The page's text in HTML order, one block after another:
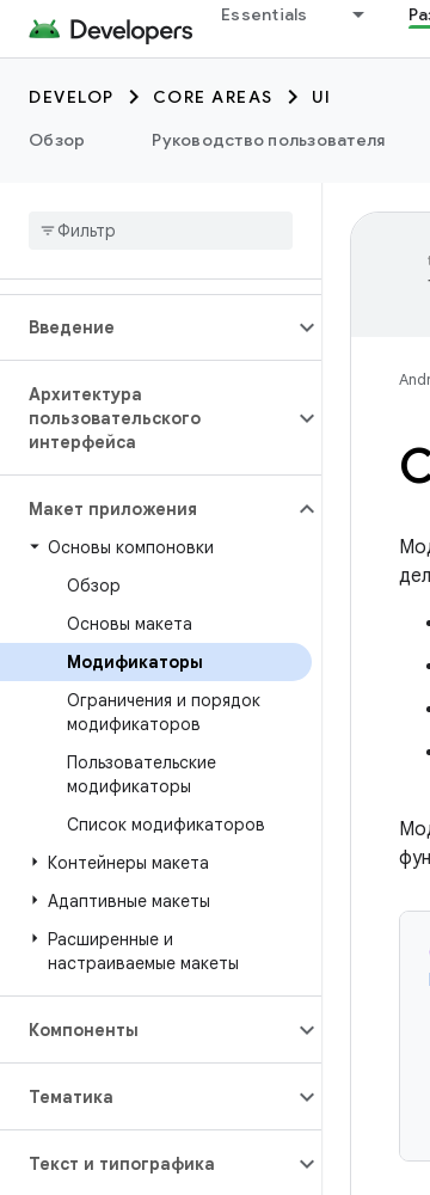
Essentials
DEVELOP CORE AREAS
UI
Обзор
Руководство пользователя
Введение
Архитектура
пользовательского
интерфейса
Макет приложения
Основы компоновки
Обзор
Основы макета
Модификаторы
Ограничения и порядок
модификаторов
Пользовательские
модификаторы
Список модификаторов
Контейнеры макета
Адаптивные макеты
Расширенные и
настраиваемые макеты
Компоненты
Тематика
Текст и типографика